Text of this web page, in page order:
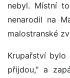
nebyl. Místní
nenarodil na
malostranské
Krupařství bylo
přijdou," a